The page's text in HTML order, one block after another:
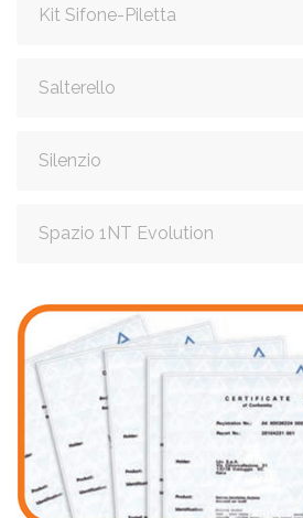
Kit Sifone-Piletta
Salterello
Silenzio
Spazio 1NT Evolution